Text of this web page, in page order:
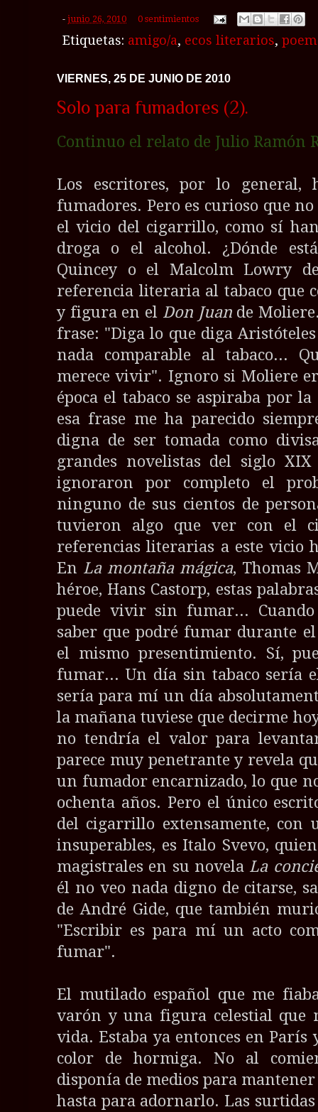
- junio 26, 2010 0 sentimientos
Etiquetas: amigo/a, ecos literarios,
VIERNES, 25 DE JUNIO DE 2010
Solo para fumadores (2).
Continuo el relato de Julio Ramón
Los escritores, por lo general,
fumadores. Pero es curioso que
el vicio del cigarrillo, como sí
droga o el alcohol. ¿Dónde
Quincey o el Malcolm Lowry
referencia literaria al tabaco que
y figura en el Don Juande
frase: "Diga lo que diga
nada comparable al tabaco...
merece vivir". Ignoro si Moliere
época el tabaco se aspiraba por
esa frase me ha parecido
digna de ser tomada como
grandes novelistas del siglo XIX
ignoraron por completo el
ninguno de sus cientos de
tuvieron algo que ver con el
referencias literarias a este vicio
En La montaña mágica, Thomas
héroe, Hans Castorp, estas
puede vivir sin fumar...
saber que podré fumar durante
el mismo presentimiento. Sí,
fumar... Un día sin tabaco sería
sería para mí un día
la mañana tuviese que decirme
no tendría el valor para
parece muy penetrante y revela
un fumador encarnizado, lo que
ochenta años. Pero el único
del cigarrillo extensamente, con
insuperables, es Italo Svevo,
magistrales en su novela La
él no veo nada digno de citarse,
de André Gide, que también
"Escribir es para mí un acto
fumar".
El mutilado español que me
varón y una figura celestial que
vida. Estaba ya entonces en París
color de hormiga. No al
disponía de medios para
hasta para adornarlo. Las